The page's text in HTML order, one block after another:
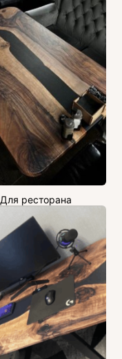
Для ресторана